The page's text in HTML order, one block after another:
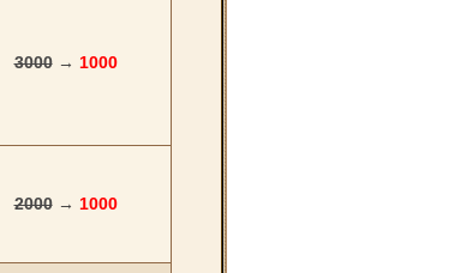
3000→ 1000
2000→ 1000